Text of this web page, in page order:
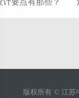
计要点有那些？
没
版权所有 © 江